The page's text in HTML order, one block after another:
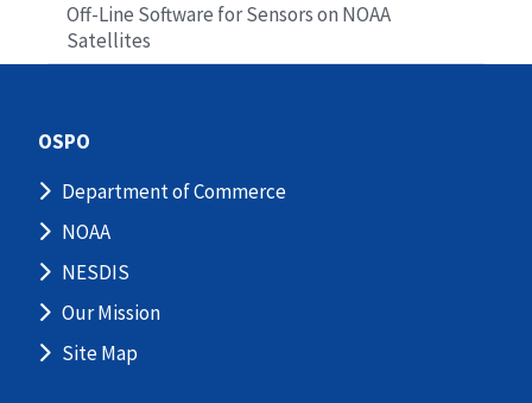
Off-Line Software for Sensors on NOAA
Satellites
OSPO
Department of Commerce
NOAA
NESDIS
Our Mission
Site Map